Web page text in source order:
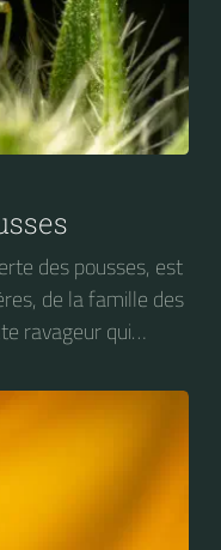
des pousses, est
de la famille des
ravageur qui
et diverses plantes
haricot, des